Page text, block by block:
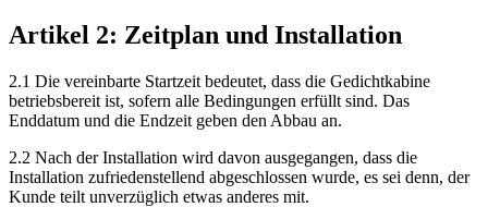
Artikel 2: Zeitplan und Installation
2.1 Die vereinbarte Startzeit bedeutet, dass die Gedichtkabine
betriebsbereit ist, sofern alle Bedingungen erfüllt sind. Das
Enddatum und die Endzeit geben den Abbau an.
2.2 Nach der Installation wird davon ausgegangen, dass die
Installation zufriedenstellend abgeschlossen wurde, es sei denn, der
Kunde teilt unverzüglich etwas anderes mit.